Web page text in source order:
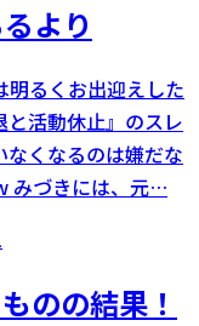
より
明るくお出迎えした
と活動休止』のスレ
なくなるのは嫌だな
みづきには、元…
のの結果！